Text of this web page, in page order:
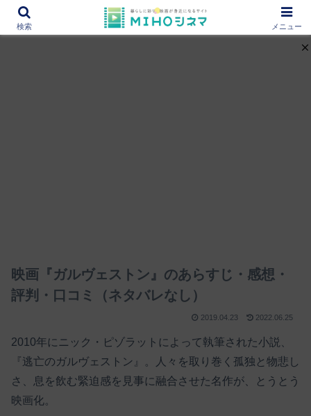
12000作品を紹介！あなたの映画図書館『MIHOシネマ』
映画『ガルヴェストン』のあらすじ・感想・
評判・口コミ（ネタバレなし）
2019.04.23 2022.06.25
2010年にニック・ピゾラットによって執筆された小説、
『逃亡のガルヴェストン』。人々を取り巻く孤独と物悲し
さ、息を飲む緊迫感を見事に融合させた名作が、とうとう
映画化。
検索 メニュー